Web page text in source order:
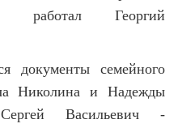
работал Георгий
документы семейного
Николина и Надежды
Сергей Васильевич -